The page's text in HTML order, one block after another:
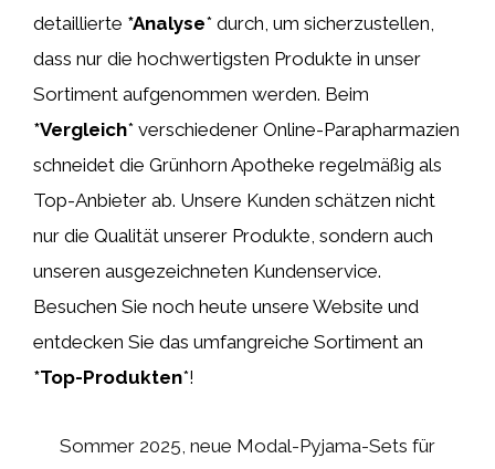
detaillierte *Analyse* durch, um sicherzustellen,
dass nur die hochwertigsten Produkte in unser
Sortiment aufgenommen werden. Beim
*Vergleich* verschiedener Online-Parapharmazien
schneidet die Grünhorn Apotheke regelmäßig als
Top-Anbieter ab. Unsere Kunden schätzen nicht
nur die Qualität unserer Produkte, sondern auch
unseren ausgezeichneten Kundenservice.
Besuchen Sie noch heute unsere Website und
entdecken Sie das umfangreiche Sortiment an
*Top-Produkten*!
Sommer 2025, neue Modal-Pyjama-Sets für